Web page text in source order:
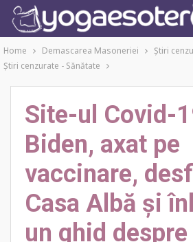
Home Demascarea Masoneriei
Ştiri
Ştiri cenzurate - Sănătate
Site-ul Covid-
Biden, axat pe
vaccinare,
Casa Albă și
un ghid despre